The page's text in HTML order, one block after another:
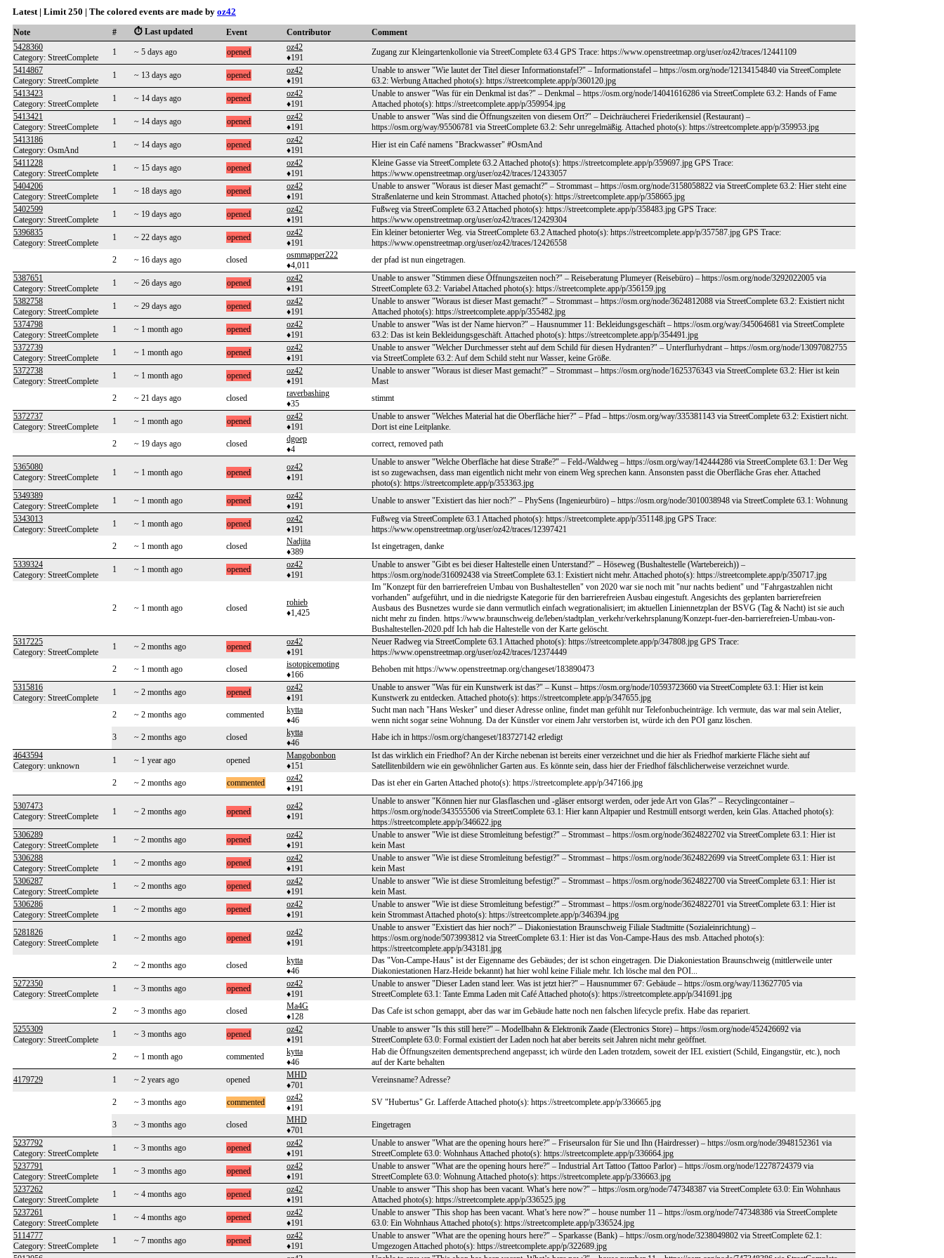
Latest | Limit 250 | The colored events are made by oz42
Note # ⏱️ Last updated Event Contributor
Comment
5428360
Category: StreetComplete
1 ~ 5 days ago opened
oz42
♦191
Zugang zur Kleingartenkollonie via StreetComplete 63.4 GPS Trace: https://www.openstreetmap.org/user/oz42/traces/12441109
5414867
Category: StreetComplete
1 ~ 13 days ago opened
oz42
♦191
Unable to answer "Wie lautet der Titel dieser Informationstafel?" – Informationstafel – https://osm.org/node/12134154840 via StreetComplete
63.2: Werbung Attached photo(s): https://streetcomplete.app/p/360120.jpg
5413423
Category: StreetComplete
1 ~ 14 days ago opened
oz42
♦191
Unable to answer "Was für ein Denkmal ist das?" – Denkmal – https://osm.org/node/14041616286 via StreetComplete 63.2: Hands of Fame
Attached photo(s): https://streetcomplete.app/p/359954.jpg
5413421
Category: StreetComplete
1 ~ 14 days ago opened
oz42
♦191
Unable to answer "Was sind die Öffnungszeiten von diesem Ort?" – Deichräucherei Friederikensiel (Restaurant) –
https://osm.org/way/95506781 via StreetComplete 63.2: Sehr unregelmäßig. Attached photo(s): https://streetcomplete.app/p/359953.jpg
5413186
Category: OsmAnd
1 ~ 14 days ago opened
oz42
♦191
Hier ist ein Café namens "Brackwasser" #OsmAnd
5411228
Category: StreetComplete
1 ~ 15 days ago opened
oz42
♦191
Kleine Gasse via StreetComplete 63.2 Attached photo(s): https://streetcomplete.app/p/359697.jpg GPS Trace:
https://www.openstreetmap.org/user/oz42/traces/12433057
5404206
Category: StreetComplete
1 ~ 18 days ago opened
oz42
♦191
Unable to answer "Woraus ist dieser Mast gemacht?" – Strommast – https://osm.org/node/3158058822 via StreetComplete 63.2: Hier steht eine
Straßenlaterne und kein Strommast. Attached photo(s): https://streetcomplete.app/p/358665.jpg
5402599
Category: StreetComplete
1 ~ 19 days ago opened
oz42
♦191
Fußweg via StreetComplete 63.2 Attached photo(s): https://streetcomplete.app/p/358483.jpg GPS Trace:
https://www.openstreetmap.org/user/oz42/traces/12429304
5396835
Category: StreetComplete
1 ~ 22 days ago opened
oz42
♦191
Ein kleiner betonierter Weg. via StreetComplete 63.2 Attached photo(s): https://streetcomplete.app/p/357587.jpg GPS Trace:
https://www.openstreetmap.org/user/oz42/traces/12426558
2
~ 16 days ago closed
osmmapper222
♦4,011
der pfad ist nun eingetragen.
5387651
Category: StreetComplete
1 ~ 26 days ago opened
oz42
♦191
Unable to answer "Stimmen diese Öffnungszeiten noch?" – Reiseberatung Plumeyer (Reisebüro) – https://osm.org/node/3292022005 via
StreetComplete 63.2: Variabel Attached photo(s): https://streetcomplete.app/p/356159.jpg
5382758
Category: StreetComplete
1 ~ 29 days ago opened
oz42
♦191
Unable to answer "Woraus ist dieser Mast gemacht?" – Strommast – https://osm.org/node/3624812088 via StreetComplete 63.2: Existiert nicht
Attached photo(s): https://streetcomplete.app/p/355482.jpg
5374798
Category: StreetComplete
1 ~ 1 month ago opened
oz42
♦191
Unable to answer "Was ist der Name hiervon?" – Hausnummer 11: Bekleidungsgeschäft – https://osm.org/way/345064681 via StreetComplete
63.2: Das ist kein Bekleidungsgeschäft. Attached photo(s): https://streetcomplete.app/p/354491.jpg
5372739
Category: StreetComplete
1 ~ 1 month ago opened
oz42
♦191
Unable to answer "Welcher Durchmesser steht auf dem Schild für diesen Hydranten?" – Unterflurhydrant – https://osm.org/node/13097082755
via StreetComplete 63.2: Auf dem Schild steht nur Wasser, keine Größe.
5372738
Category: StreetComplete
1 ~ 1 month ago opened
oz42
♦191
Unable to answer "Woraus ist dieser Mast gemacht?" – Strommast – https://osm.org/node/1625376343 via StreetComplete 63.2: Hier ist kein
Mast
2
~ 21 days ago closed
raverbashing
♦35
stimmt
5372737
Category: StreetComplete
1 ~ 1 month ago opened
oz42
♦191
Unable to answer "Welches Material hat die Oberfläche hier?" – Pfad – https://osm.org/way/335381143 via StreetComplete 63.2: Existiert nicht.
Dort ist eine Leitplanke.
2
~ 19 days ago closed
dgoep
♦4
correct, removed path
5365080
Category: StreetComplete
1 ~ 1 month ago opened
oz42
♦191
Unable to answer "Welche Oberfläche hat diese Straße?" – Feld-/Waldweg – https://osm.org/way/142444286 via StreetComplete 63.1: Der Weg
ist so zugewachsen, dass man eigentlich nicht mehr von einem Weg sprechen kann. Ansonsten passt die Oberfläche Gras eher. Attached
photo(s): https://streetcomplete.app/p/353363.jpg
5349389
Category: StreetComplete
1 ~ 1 month ago opened
oz42
♦191
Unable to answer "Existiert das hier noch?" – PhySens (Ingenieurbüro) – https://osm.org/node/3010038948 via StreetComplete 63.1: Wohnung
5343013
Category: StreetComplete
1 ~ 1 month ago opened
oz42
♦191
Fußweg via StreetComplete 63.1 Attached photo(s): https://streetcomplete.app/p/351148.jpg GPS Trace:
https://www.openstreetmap.org/user/oz42/traces/12397421
2
~ 1 month ago closed
Nadjita
♦389
Ist eingetragen, danke
5339324
Category: StreetComplete
1 ~ 1 month ago opened
oz42
♦191
Unable to answer "Gibt es bei dieser Haltestelle einen Unterstand?" – Höseweg (Bushaltestelle (Wartebereich)) –
https://osm.org/node/316092438 via StreetComplete 63.1: Existiert nicht mehr. Attached photo(s): https://streetcomplete.app/p/350717.jpg
2 ~ 1 month ago closed
rohieb
♦1,425
Im "Konzept für den barrierefreien Umbau von Bushaltestellen" von 2020 war sie noch mit "nur nachts bedient" und "Fahrgastzahlen nicht
vorhanden" aufgeführt, und in die niedrigste Kategorie für den barrierefreien Ausbau eingestuft. Angesichts des geplanten barrierefreien
Ausbaus des Busnetzes wurde sie dann vermutlich einfach wegrationalisiert; im aktuellen Liniennetzplan der BSVG (Tag & Nacht) ist sie auch
nicht mehr zu finden. https://www.braunschweig.de/leben/stadtplan_verkehr/verkehrsplanung/Konzept-fuer-den-barrierefreien-Umbau-von-
Bushaltestellen-2020.pdf Ich hab die Haltestelle von der Karte gelöscht.
5317225
Category: StreetComplete
1 ~ 2 months ago opened
oz42
♦191
Neuer Radweg via StreetComplete 63.1 Attached photo(s): https://streetcomplete.app/p/347808.jpg GPS Trace:
https://www.openstreetmap.org/user/oz42/traces/12374449
2
~ 1 month ago closed
isotopicemoting
♦166
Behoben mit https://www.openstreetmap.org/changeset/183890473
5315816
Category: StreetComplete
1 ~ 2 months ago opened
oz42
♦191
Unable to answer "Was für ein Kunstwerk ist das?" – Kunst – https://osm.org/node/10593723660 via StreetComplete 63.1: Hier ist kein
Kunstwerk zu entdecken. Attached photo(s): https://streetcomplete.app/p/347655.jpg
2
~ 2 months ago commented
kytta
♦46
Sucht man nach "Hans Wesker" und dieser Adresse online, findet man gefühlt nur Telefonbucheinträge. Ich vermute, das war mal sein Atelier,
wenn nicht sogar seine Wohnung. Da der Künstler vor einem Jahr verstorben ist, würde ich den POI ganz löschen.
3
~ 2 months ago closed
kytta
♦46
Habe ich in https://osm.org/changeset/183727142 erledigt
4643594
Category: unknown
1 ~ 1 year ago opened
Mangobonbon
♦151
Ist das wirklich ein Friedhof? An der Kirche nebenan ist bereits einer verzeichnet und die hier als Friedhof markierte Fläche sieht auf
Satellitenbildern wie ein gewöhnlicher Garten aus. Es könnte sein, dass hier der Friedhof fälschlicherweise verzeichnet wurde.
2
~ 2 months ago commented
oz42
♦191
Das ist eher ein Garten Attached photo(s): https://streetcomplete.app/p/347166.jpg
5307473
Category: StreetComplete
1 ~ 2 months ago opened
oz42
♦191
Unable to answer "Können hier nur Glasflaschen und -gläser entsorgt werden, oder jede Art von Glas?" – Recyclingcontainer –
https://osm.org/node/343555506 via StreetComplete 63.1: Hier kann Altpapier und Restmüll entsorgt werden, kein Glas. Attached photo(s):
https://streetcomplete.app/p/346622.jpg
5306289
Category: StreetComplete
1 ~ 2 months ago opened
oz42
♦191
Unable to answer "Wie ist diese Stromleitung befestigt?" – Strommast – https://osm.org/node/3624822702 via StreetComplete 63.1: Hier ist
kein Mast
5306288
Category: StreetComplete
1 ~ 2 months ago opened
oz42
♦191
Unable to answer "Wie ist diese Stromleitung befestigt?" – Strommast – https://osm.org/node/3624822699 via StreetComplete 63.1: Hier ist
kein Mast
5306287
Category: StreetComplete
1 ~ 2 months ago opened
oz42
♦191
Unable to answer "Wie ist diese Stromleitung befestigt?" – Strommast – https://osm.org/node/3624822700 via StreetComplete 63.1: Hier ist
kein Mast.
5306286
Category: StreetComplete
1 ~ 2 months ago opened
oz42
♦191
Unable to answer "Wie ist diese Stromleitung befestigt?" – Strommast – https://osm.org/node/3624822701 via StreetComplete 63.1: Hier ist
kein Strommast Attached photo(s): https://streetcomplete.app/p/346394.jpg
5281826
Category: StreetComplete
1 ~ 2 months ago opened
oz42
♦191
Unable to answer "Existiert das hier noch?" – Diakoniestation Braunschweig Filiale Stadtmitte (Sozialeinrichtung) –
https://osm.org/node/5073993812 via StreetComplete 63.1: Hier ist das Von-Campe-Haus des msb. Attached photo(s):
https://streetcomplete.app/p/343181.jpg
2
~ 2 months ago closed
kytta
♦46
Das "Von-Campe-Haus" ist der Eigenname des Gebäudes; der ist schon eingetragen. Die Diakoniestation Braunschweig (mittlerweile unter
Diakoniestationen Harz-Heide bekannt) hat hier wohl keine Filiale mehr. Ich lösche mal den POI...
5272350
Category: StreetComplete
1 ~ 3 months ago opened
oz42
♦191
Unable to answer "Dieser Laden stand leer. Was ist jetzt hier?" – Hausnummer 67: Gebäude – https://osm.org/way/113627705 via
StreetComplete 63.1: Tante Emma Laden mit Café Attached photo(s): https://streetcomplete.app/p/341691.jpg
2
~ 3 months ago closed
Ma4G
♦128
Das Cafe ist schon gemappt, aber das war im Gebäude hatte noch nen falschen lifecycle prefix. Habe das repariert.
5255309
Category: StreetComplete
1 ~ 3 months ago opened
oz42
♦191
Unable to answer "Is this still here?" – Modellbahn & Elektronik Zaade (Electronics Store) – https://osm.org/node/452426692 via
StreetComplete 63.0: Formal existiert der Laden noch hat aber bereits seit Jahren nicht mehr geöffnet.
2
~ 1 month ago commented
kytta
♦46
Hab die Öffnungszeiten dementsprechend angepasst; ich würde den Laden trotzdem, soweit der IEL existiert (Schild, Eingangstür, etc.), noch
auf der Karte behalten
4179729
1 ~ 2 years ago opened
MHD
♦701
Vereinsname? Adresse?
2 ~ 3 months ago commented
oz42
♦191
SV "Hubertus" Gr. Lafferde Attached photo(s): https://streetcomplete.app/p/336665.jpg
3 ~ 3 months ago closed
MHD
♦701
Eingetragen
5237792
Category: StreetComplete
1 ~ 3 months ago opened
oz42
♦191
Unable to answer "What are the opening hours here?" – Friseursalon für Sie und Ihn (Hairdresser) – https://osm.org/node/3948152361 via
StreetComplete 63.0: Wohnhaus Attached photo(s): https://streetcomplete.app/p/336664.jpg
5237791
Category: StreetComplete
1 ~ 3 months ago opened
oz42
♦191
Unable to answer "What are the opening hours here?" – Industrial Art Tattoo (Tattoo Parlor) – https://osm.org/node/12278724379 via
StreetComplete 63.0: Wohnung Attached photo(s): https://streetcomplete.app/p/336663.jpg
5237262
Category: StreetComplete
1 ~ 4 months ago opened
oz42
♦191
Unable to answer "This shop has been vacant. What’s here now?" – https://osm.org/node/747348387 via StreetComplete 63.0: Ein Wohnhaus
Attached photo(s): https://streetcomplete.app/p/336525.jpg
5237261
Category: StreetComplete
1 ~ 4 months ago opened
oz42
♦191
Unable to answer "This shop has been vacant. What’s here now?" – house number 11 – https://osm.org/node/747348386 via StreetComplete
63.0: Ein Wohnhaus Attached photo(s): https://streetcomplete.app/p/336524.jpg
5114777
Category: StreetComplete
1 ~ 7 months ago opened
oz42
♦191
Unable to answer "What are the opening hours here?" – Sparkasse (Bank) – https://osm.org/node/3238049802 via StreetComplete 62.1:
Umgezogen Attached photo(s): https://streetcomplete.app/p/322689.jpg